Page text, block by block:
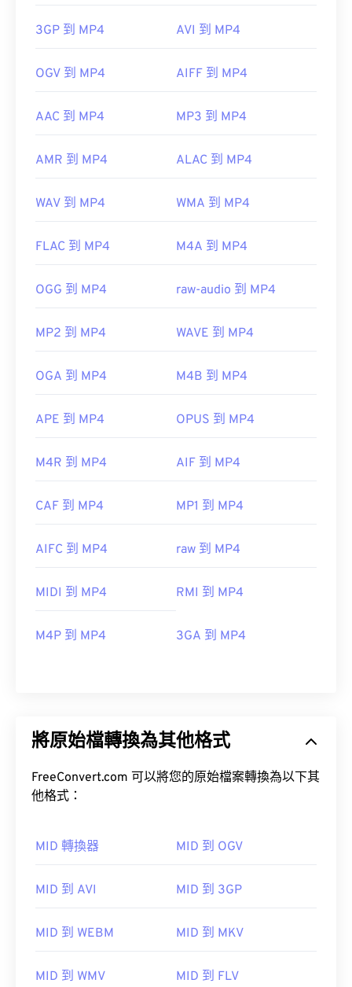
00 00 00
00 00 00
3GP 到 MP4 AVI 到 MP4
OGV 到 MP4 AIFF 到 MP4
AAC 到 MP4 MP3 到 MP4
AMR 到 MP4 ALAC 到 MP4
WAV 到 MP4 WMA 到 MP4
FLAC 到 MP4 M4A 到 MP4
OGG 到 MP4 raw-audio 到 MP4
MP2 到 MP4 WAVE 到 MP4
OGA 到 MP4 M4B 到 MP4
APE 到 MP4 OPUS 到 MP4
M4R 到 MP4 AIF 到 MP4
CAF 到 MP4 MP1 到 MP4
AIFC 到 MP4 raw 到 MP4
MIDI 到 MP4 RMI 到 MP4
M4P 到 MP4 3GA 到 MP4
將原始檔轉換為其他格式
FreeConvert.com 可以將您的原始檔案轉換為以下其
他格式：
MID 轉換器 MID 到 OGV
MID 到 AVI MID 到 3GP
MID 到 WEBM MID 到 MKV
MID 到 WMV MID 到 FLV